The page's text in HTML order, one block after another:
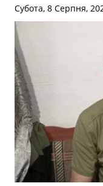
Субота, 8 Серпня,